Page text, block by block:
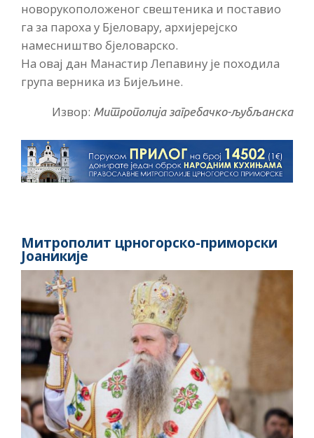
новорукоположеног свештеника и поставио
га за пароха у Бјеловару, архијерејско
намесништво бјеловарско.
На овај дан Манастир Лепавину је походила
група верника из Бијељине.
Извор: Митрополија загребачко-љубљанска
Митрополит црногорско-приморски
Јоаникије